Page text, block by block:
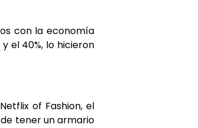
con la economía
el 40%, lo hicieron
of Fashion, el
tener un armario